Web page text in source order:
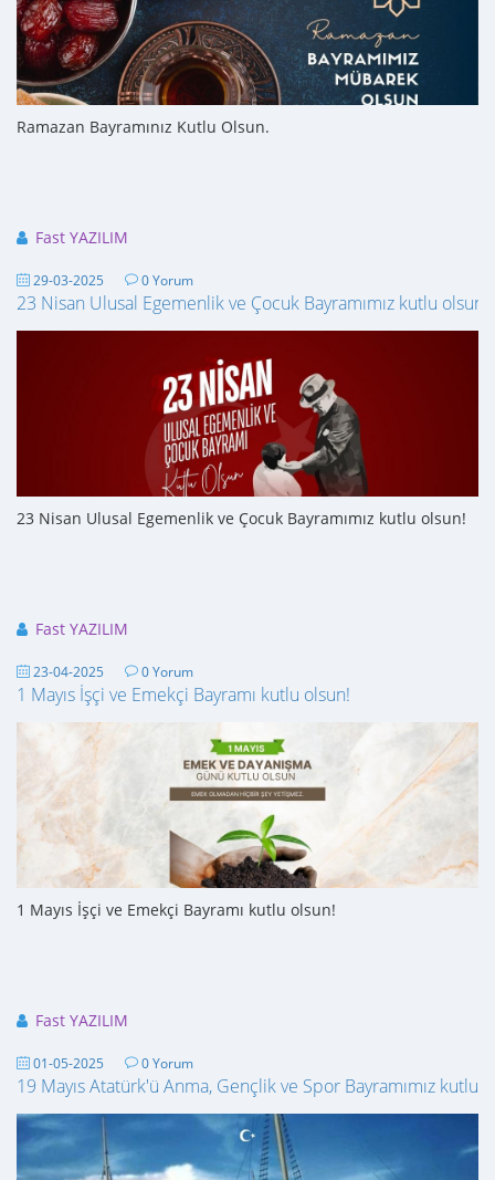
Ramazan Bayramınız Kutlu Olsun.
Fast YAZILIM
29-03-2025 0 Yorum
23 Nisan Ulusal Egemenlik ve Çocuk Bayramımız kutlu olsun!
23 Nisan Ulusal Egemenlik ve Çocuk Bayramımız kutlu olsun!
Fast YAZILIM
23-04-2025 0 Yorum
1 Mayıs İşçi ve Emekçi Bayramı kutlu olsun!
1 Mayıs İşçi ve Emekçi Bayramı kutlu olsun!
Fast YAZILIM
01-05-2025 0 Yorum
19 Mayıs Atatürk'ü Anma, Gençlik ve Spor Bayramımız kutlu